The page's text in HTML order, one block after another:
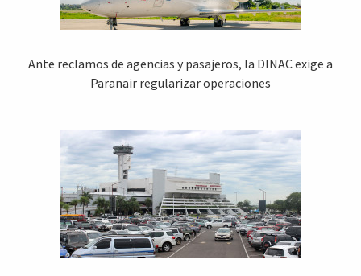
Ante reclamos de agencias y pasajeros, la DINAC exige a
Paranair regularizar operaciones